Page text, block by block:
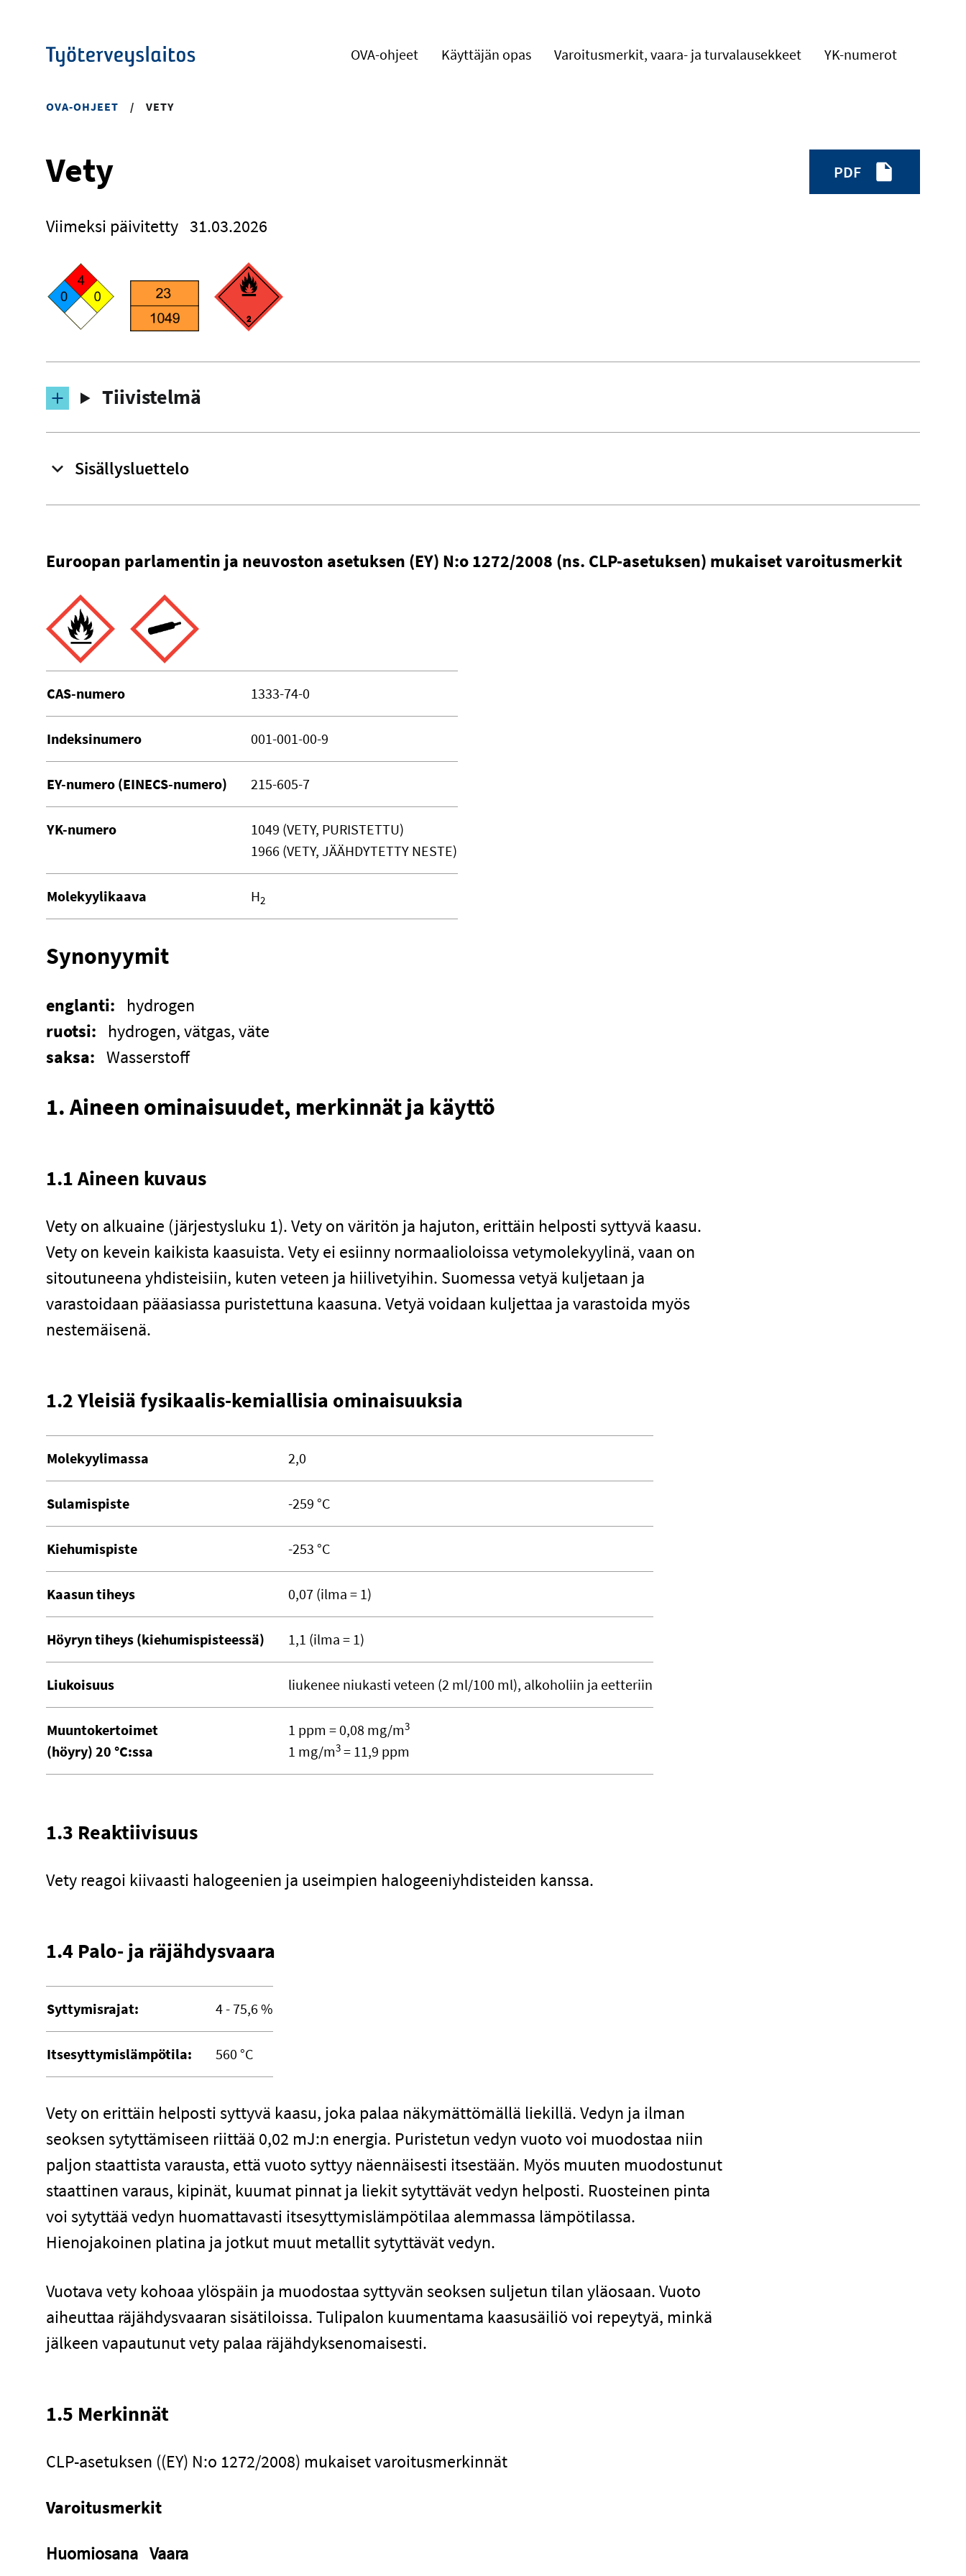
OVA-ohjeet Käyttäjän opas Varoitusmerkit, vaara- ja turvalausekkeet YK-numerot
OVA-OHJEET / VETY
Vety
Viimeksi päivitetty 31.03.2026
PDF
Tiivistelmä
Sisällysluettelo
Euroopan parlamentin ja neuvoston asetuksen (EY) N:o 1272/2008 (ns. CLP-asetuksen) mukaiset varoitusmerkit
CAS-numero 1333-74-0
Indeksinumero 001-001-00-9
EY-numero (EINECS-numero) 215-605-7
YK-numero
1049 (VETY, PURISTETTU)
1966 (VETY, JÄÄHDYTETTY NESTE)
Molekyylikaava H2
Synonyymit
englanti:
hydrogen
ruotsi:
hydrogen, vätgas, väte
saksa: Wasserstoff
1. Aineen ominaisuudet, merkinnät ja käyttö
1.1 Aineen kuvaus
Vety on alkuaine (järjestysluku 1). Vety on väritön ja hajuton, erittäin helposti syttyvä kaasu.
Vety on kevein kaikista kaasuista. Vety ei esiinny normaalioloissa vetymolekyylinä, vaan on
sitoutuneena yhdisteisiin, kuten veteen ja hiilivetyihin. Suomessa vetyä kuljetaan ja
varastoidaan pääasiassa puristettuna kaasuna. Vetyä voidaan kuljettaa ja varastoida myös
nestemäisenä.
1.2 Yleisiä fysikaalis-kemiallisia ominaisuuksia
Molekyylimassa 2,0
Sulamispiste -259 °C
Kiehumispiste -253 °C
Kaasun tiheys 0,07 (ilma = 1)
Höyryn tiheys (kiehumispisteessä) 1,1 (ilma = 1)
Liukoisuus liukenee niukasti veteen (2 ml/100 ml), alkoholiin ja eetteriin
Muuntokertoimet
(höyry) 20 °C:ssa
1 ppm = 0,08 mg/m3
1 mg/m3 = 11,9 ppm
1.3 Reaktiivisuus
Vety reagoi kiivaasti halogeenien ja useimpien halogeeniyhdisteiden kanssa.
1.4 Palo- ja räjähdysvaara
Syttymisrajat: 4 - 75,6 %
Itsesyttymislämpötila: 560 °C
Vety on erittäin helposti syttyvä kaasu, joka palaa näkymättömällä liekillä. Vedyn ja ilman
seoksen sytyttämiseen riittää 0,02 mJ:n energia. Puristetun vedyn vuoto voi muodostaa niin
paljon staattista varausta, että vuoto syttyy näennäisesti itsestään. Myös muuten muodostunut
staattinen varaus, kipinät, kuumat pinnat ja liekit sytyttävät vedyn helposti. Ruosteinen pinta
voi sytyttää vedyn huomattavasti itsesyttymislämpötilaa alemmassa lämpötilassa.
Hienojakoinen platina ja jotkut muut metallit sytyttävät vedyn.
Vuotava vety kohoaa ylöspäin ja muodostaa syttyvän seoksen suljetun tilan yläosaan. Vuoto
aiheuttaa räjähdysvaaran sisätiloissa. Tulipalon kuumentama kaasusäiliö voi repeytyä, minkä
jälkeen vapautunut vety palaa räjähdyksenomaisesti.
1.5 Merkinnät
CLP-asetuksen ((EY) N:o 1272/2008) mukaiset varoitusmerkinnät
Varoitusmerkit
Huomiosana Vaara